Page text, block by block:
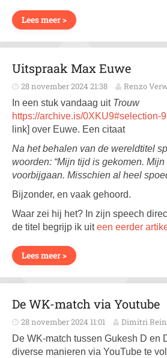
Lees meer >
Uitspraak Max Euwe
28 november 2024 21:38 Renzo
In een stuk vandaag uit Trouw
https://archive.is/0XKU9#selection-
link] over Euwe. Een citaat
Na het behalen van de wereldtitel
woorden: “Mijn tijd is gekomen.
voorbijgaan. Misschien al heel
Bijzonder, en vaak gehoord.
Waar zei hij het? In zijn speech
de titel begrijp ik uiteen eerder
Lees meer >
De WK-match via Youtube
28 november 2024 11:01 Dimitri
De WK-match tussen Gukesh D en
diverse manieren via YouTube te